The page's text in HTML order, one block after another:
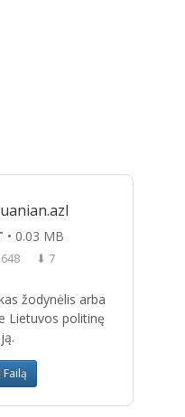
• 0.03 MB
⬇ 7
žodynėlis arba
Lietuvos politinę